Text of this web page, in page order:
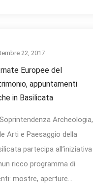
22, 2017
Europee del
appuntamenti
in Basilicata
Archeologia,
Arti e Paesaggio della
partecipa all’iniziativa
ricco programma di
mostre, aperture...